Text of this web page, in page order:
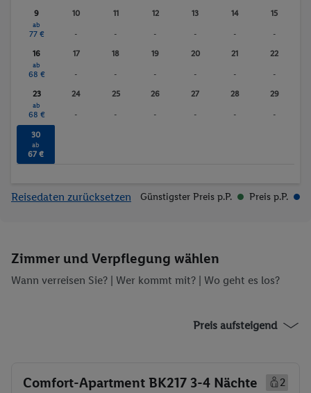
Badminton
Anzahl der Pools
Fitnessstudio
Wassersport
Sauna
Whirlpool
Massagen
9
ab
77 €
10
-
11
-
12
-
13
-
14
-
15
-
16
ab
68 €
17
-
18
-
19
-
20
-
21
-
22
-
23
ab
68 €
24
-
25
-
26
-
27
-
28
-
29
-
30
ab
67 €
Reisedaten zurücksetzen Günstigster Preis p.P. Preis p.P.
Zimmer und Verpflegung wählen
Wann verreisen Sie? | Wer kommt mit? | Wo geht es los?
Preis aufsteigend
Comfort-Apartment BK217 3-4 Nächte
2